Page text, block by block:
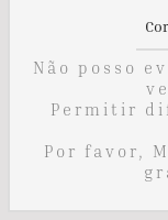
Não posso
Permitir
Por favor,